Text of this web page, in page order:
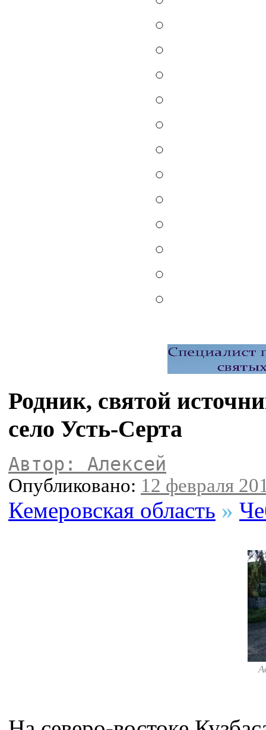
Родник, святой
село Усть-Серта
Автор: Алексей
Опубликовано: 12 февраля
Кемеровская область »